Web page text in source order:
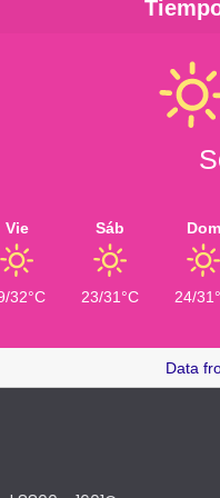
Vie
32°C
Sáb
23/31°C
Dom
24/
Data